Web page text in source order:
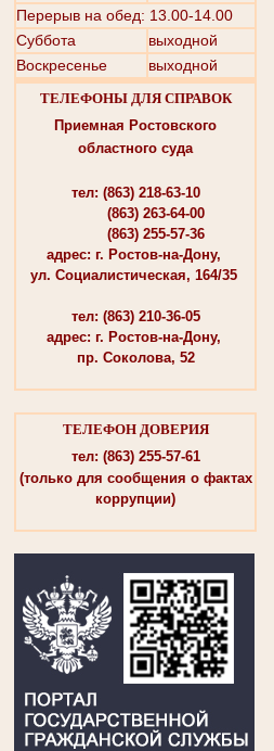
Перерыв на обед: 13.00-14.00
Суббота
выходной
Воскресенье
выходной
ТЕЛЕФОНЫ ДЛЯ СПРАВОК
Приемная Ростовского
областного суда
тел: (863) 218-63-10
(863) 263-64-00
(863) 255-57-36
адрес: г. Ростов-на-Дону,
ул. Социалистическая, 164/35
тел: (863) 210-36-05
адрес: г. Ростов-на-Дону,
пр. Соколова, 52
ТЕЛЕФОН ДОВЕРИЯ
тел: (863) 255-57-61
(только для сообщения о фактах
коррупции)